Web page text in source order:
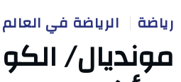
رياضة الرياضة في العالم
مونديال/